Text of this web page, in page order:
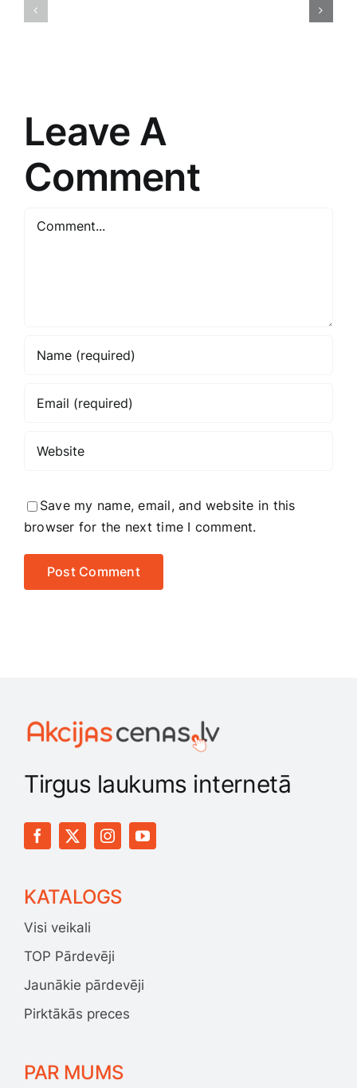
Iespējas
Leave A
Comment
Comment
Save my name, email, and website in this
browser for the next time I comment.
Tirgus laukums internetā
KATALOGS
Visi veikali
TOP Pārdevēji
Jaunākie pārdevēji
Pirktākās preces
PAR MUMS